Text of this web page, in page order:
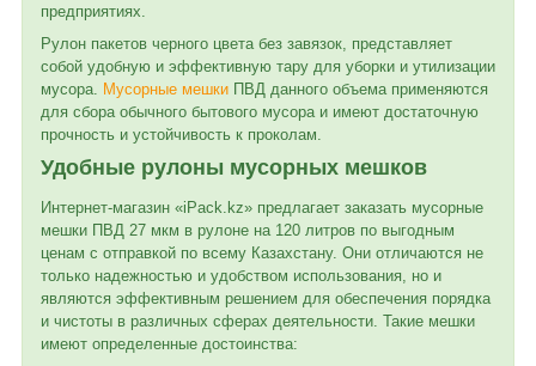
предприятиях.
Рулон пакетов черного цвета без завязок, представляет
собой удобную и эффективную тару для уборки и утилизации
мусора.
Мусорные мешки ПВД данного объема применяются
для сбора обычного бытового мусора и имеют достаточную
прочность и устойчивость к проколам.
Удобные рулоны мусорных мешков
Интернет-магазин «iPack.kz» предлагает заказать мусорные
мешки ПВД 27 мкм в рулоне на 120 литров по выгодным
ценам с отправкой по всему Казахстану. Они отличаются не
только надежностью и удобством использования, но и
являются эффективным решением для обеспечения порядка
и чистоты в различных сферах деятельности. Такие мешки
имеют определенные достоинства: